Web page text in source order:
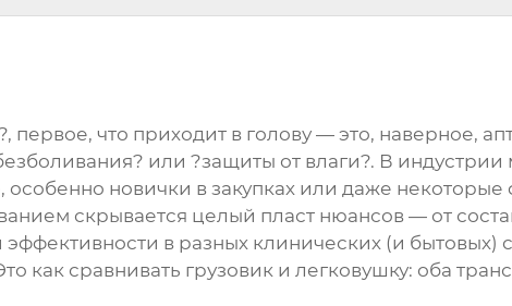
что приходит в голову — это, наверное,
или ?защиты от влаги?. В
новички в закупках или даже некоторые
скрывается целый пласт нюансов — от
в разных клинических (и бытовых)
как сравнивать грузовик и легковушку: оба